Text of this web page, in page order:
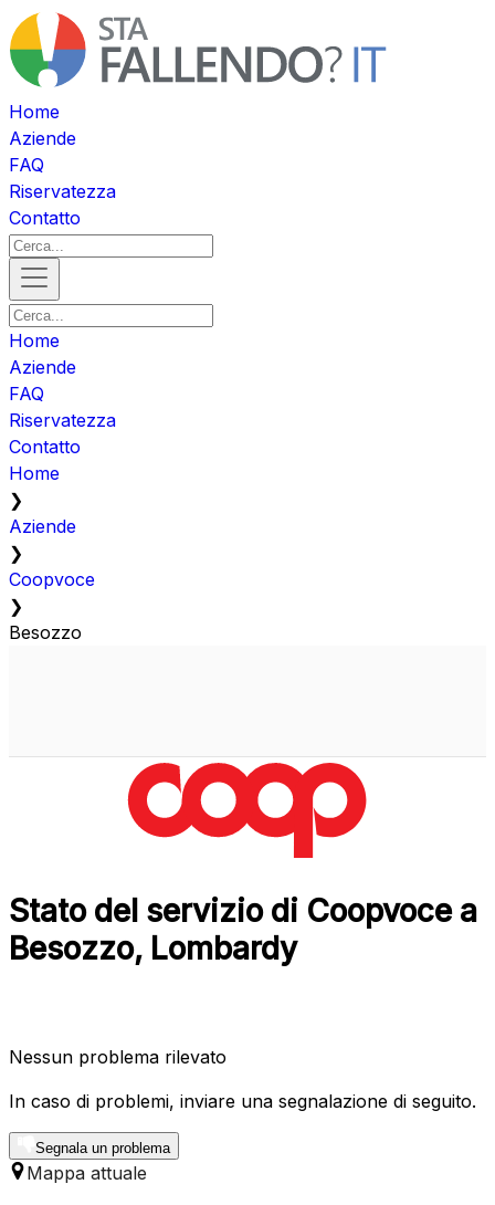
Home
Aziende
FAQ
Riservatezza
Contatto
Home
Aziende
FAQ
Riservatezza
Contatto
Home
❯
Aziende
❯
Coopvoce
❯
Besozzo
Stato del servizio di Coopvoce a
Besozzo, Lombardy
Nessun problema rilevato
In caso di problemi, inviare una segnalazione di seguito.
Segnala un problema
Mappa attuale